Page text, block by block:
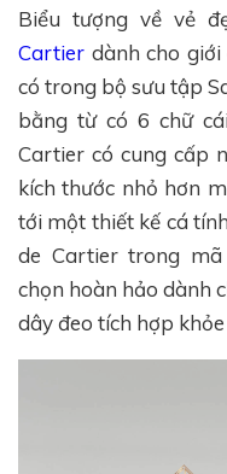
Biểu tượng về vẻ
Cartier dành cho
có trong bộ sưu tập
bằng từ có 6 chữ
Cartier có cung cấp
kích thước nhỏ hơn
tới một thiết kế cá
de Cartier trong
chọn hoàn hảo dành
dây đeo tích hợp